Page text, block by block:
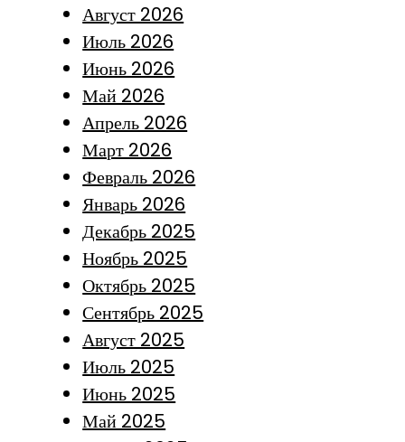
Август 2026
Июль 2026
Июнь 2026
Май 2026
Апрель 2026
Март 2026
Февраль 2026
Январь 2026
Декабрь 2025
Ноябрь 2025
Октябрь 2025
Сентябрь 2025
Август 2025
Июль 2025
Июнь 2025
Май 2025